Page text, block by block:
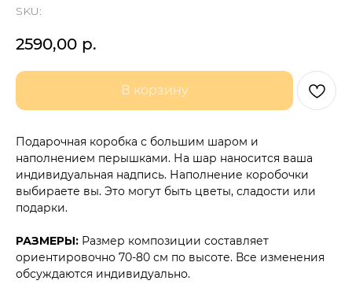
SKU:
2590,00 р.
В корзину
Подарочная коробка с большим шаром и
наполнением перышками. На шар наносится ваша
индивидуальная надпись. Наполнение коробочки
выбираете вы. Это могут быть цветы, сладости или
подарки.
РАЗМЕРЫ: Размер композиции составляет
ориентировочно 70-80 см по высоте. Все изменения
обсуждаются индивидуально.